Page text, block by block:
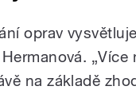
oprav
na základě